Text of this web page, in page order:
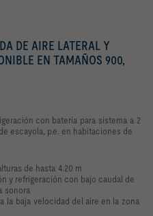
DE AIRE LATERAL Y
EN TAMAÑOS 900,
con batería para sistema a 2
escayola, p.e. en habitaciones de
de hasta 4.20 m
y refrigeración con bajo caudal de
sonora
la baja velocidad del aire en la zona